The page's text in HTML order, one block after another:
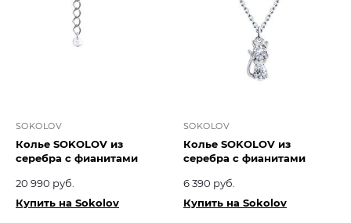
SOKOLOV
Колье SOKOLOV из
серебра с фианитами
20 990 руб.
Купить на Sokolov
SOKOLOV
Колье SOKOLOV из
серебра с фианитами
6 390 руб.
Купить на Sokolov